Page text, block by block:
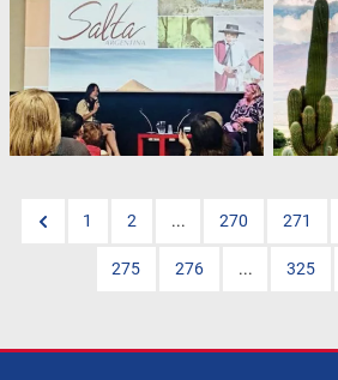
1 2 ... 270 271
275 276 ... 325